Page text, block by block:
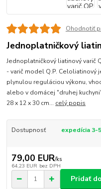
Ohodnotiť
Jednoplatničkový
Jednoplatničkový liatinový varič
- varič model Q.P. Celoliatinový
plynulou reguláciou výkonu,
alebo v domácej "druhej
28 x 12 x 30 cm... celý popis
Dostupnosť expedícia 3-
79,00 EUR/ks
64,23 EUR bez DPH
Pridať